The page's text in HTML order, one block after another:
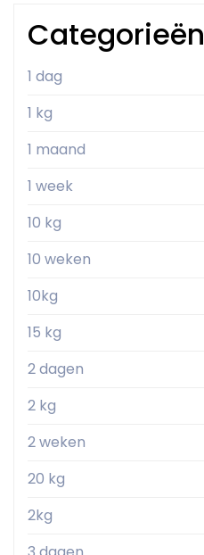
Categorieën
1 dag
1 kg
1 maand
1 week
10 kg
10 weken
10kg
15 kg
2 dagen
2 kg
2 weken
20 kg
2kg